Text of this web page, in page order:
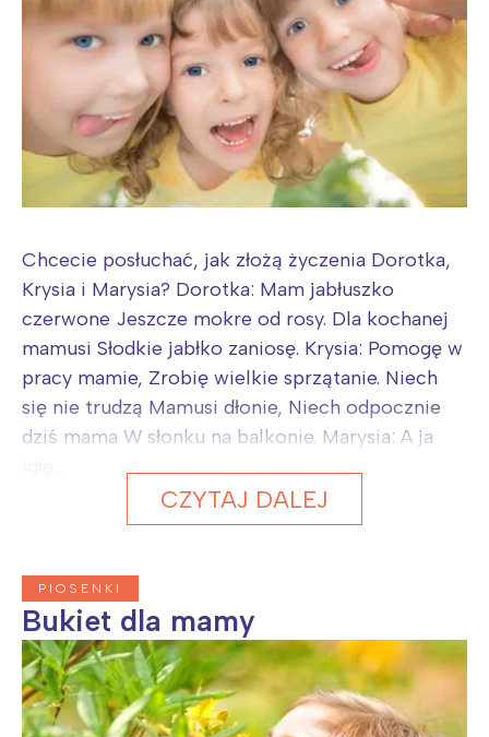
Chcecie posłuchać, jak złożą życzenia Dorotka,
Krysia i Marysia? Dorotka: Mam jabłuszko
czerwone Jeszcze mokre od rosy. Dla kochanej
mamusi Słodkie jabłko zaniosę. Krysia: Pomogę w
pracy mamie, Zrobię wielkie sprzątanie. Niech
się nie trudzą Mamusi dłonie, Niech odpocznie
dziś mama W słonku na balkonie. Marysia: A ja
CZYTAJ DALEJ
PIOSENKI
Bukiet dla mamy